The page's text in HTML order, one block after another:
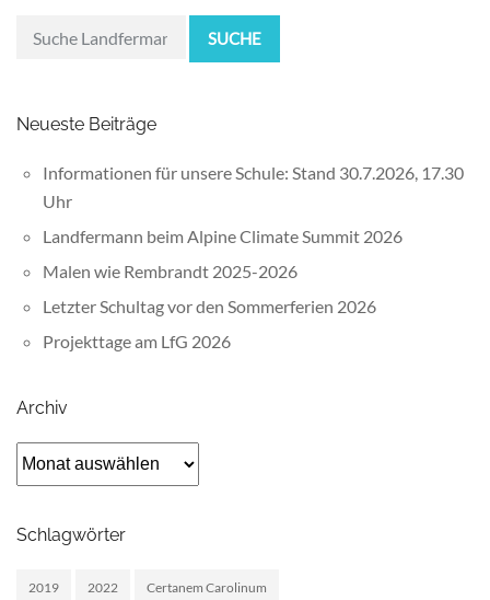
SUCHE
Neueste Beiträge
Informationen für unsere Schule: Stand 30.7.2026, 17.30
Uhr
Landfermann beim Alpine Climate Summit 2026
Malen wie Rembrandt 2025-2026
Letzter Schultag vor den Sommerferien 2026
Projekttage am LfG 2026
Archiv
Archiv
Schlagwörter
2019 2022 Certanem Carolinum